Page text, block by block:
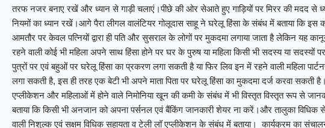
तरफ नजर बनाए रखें और ध्यान से गाड़ी चलाएं।पीछे की ओर सेआते हुए गाड़ियों पर मिरर की मदद
नियमों का ध्यान रखें।आगे पैरा लीगल वालंटियर गोलूदास साहू ने घरेलू हिंसा के संबंध में बताया कि इस
आमतौर पर केवल पत्नियों द्वारा ही पति और सुसराल के लोगों पर मुकदमा लगाया जाता है लेकिन यह
रहने वाली कोई भी महिला अपने साथ हिंसा होने पर घर के पुरुष या महिला किसी भी सदस्य या
पुत्रों पर एवं बहुओं पर घरेलू हिंसा का प्रकरण लगा सकती है या फिर लिव इन में रहने वाली महिला
लगा सकती है, इस ही तरह एक बेटी भी अपने माता पिता पर घरेलू हिंसा का मुकदमा दर्ज करवा सकती है।
एप्लीकेशन और महिलाओं में होने वाले निमोनिया खून की कमी के संबंध में भी विस्तृत विस्तृत रूप से
बताया कि किसी भी अनजान को अपना पर्सनल एवं बैंकिंग जानकारी शेयर ना करें।और तालुका विधिक
वाली निशुल्क एवं सक्षम विधिक सहायता व टेली लॉ एप्लीकेशन के संबंध में बताया। कार्यक्रम का